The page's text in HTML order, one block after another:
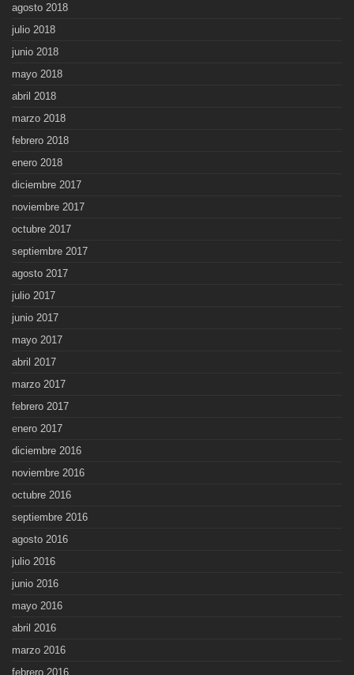
agosto 2018
julio 2018
junio 2018
mayo 2018
abril 2018
marzo 2018
febrero 2018
enero 2018
diciembre 2017
noviembre 2017
octubre 2017
septiembre 2017
agosto 2017
julio 2017
junio 2017
mayo 2017
abril 2017
marzo 2017
febrero 2017
enero 2017
diciembre 2016
noviembre 2016
octubre 2016
septiembre 2016
agosto 2016
julio 2016
junio 2016
mayo 2016
abril 2016
marzo 2016
febrero 2016